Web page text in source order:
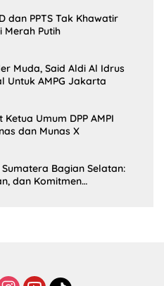
dan PPTS Tak Khawatir
Merah Putih
Muda, Said Aldi Al Idrus
Untuk AMPG Jakarta
Umum DPP AMPI
dan Munas X
Bagian Selatan:
dan Komitmen